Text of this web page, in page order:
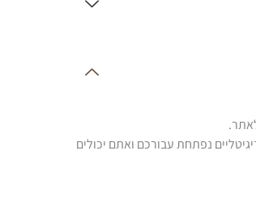
נפתחת עבורכם ואתם יכולים